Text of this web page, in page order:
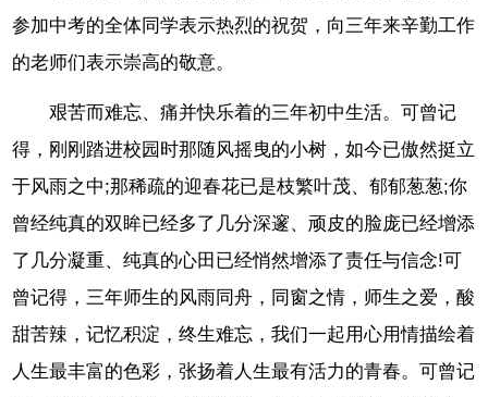
参加中考的全体同学表示热烈的祝贺，向三年来辛勤工作
的老师们表示崇高的敬意。
艰苦而难忘、痛并快乐着的三年初中生活。可曾记
得，刚刚踏进校园时那随风摇曳的小树，如今已傲然挺立
于风雨之中;那稀疏的迎春花已是枝繁叶茂、郁郁葱葱;你
曾经纯真的双眸已经多了几分深邃、顽皮的脸庞已经增添
了几分凝重、纯真的心田已经悄然增添了责任与信念!可
曾记得，三年师生的风雨同舟，同窗之情，师生之爱，酸
甜苦辣，记忆积淀，终生难忘，我们一起用心用情描绘着
人生最丰富的色彩，张扬着人生最有活力的青春。可曾记